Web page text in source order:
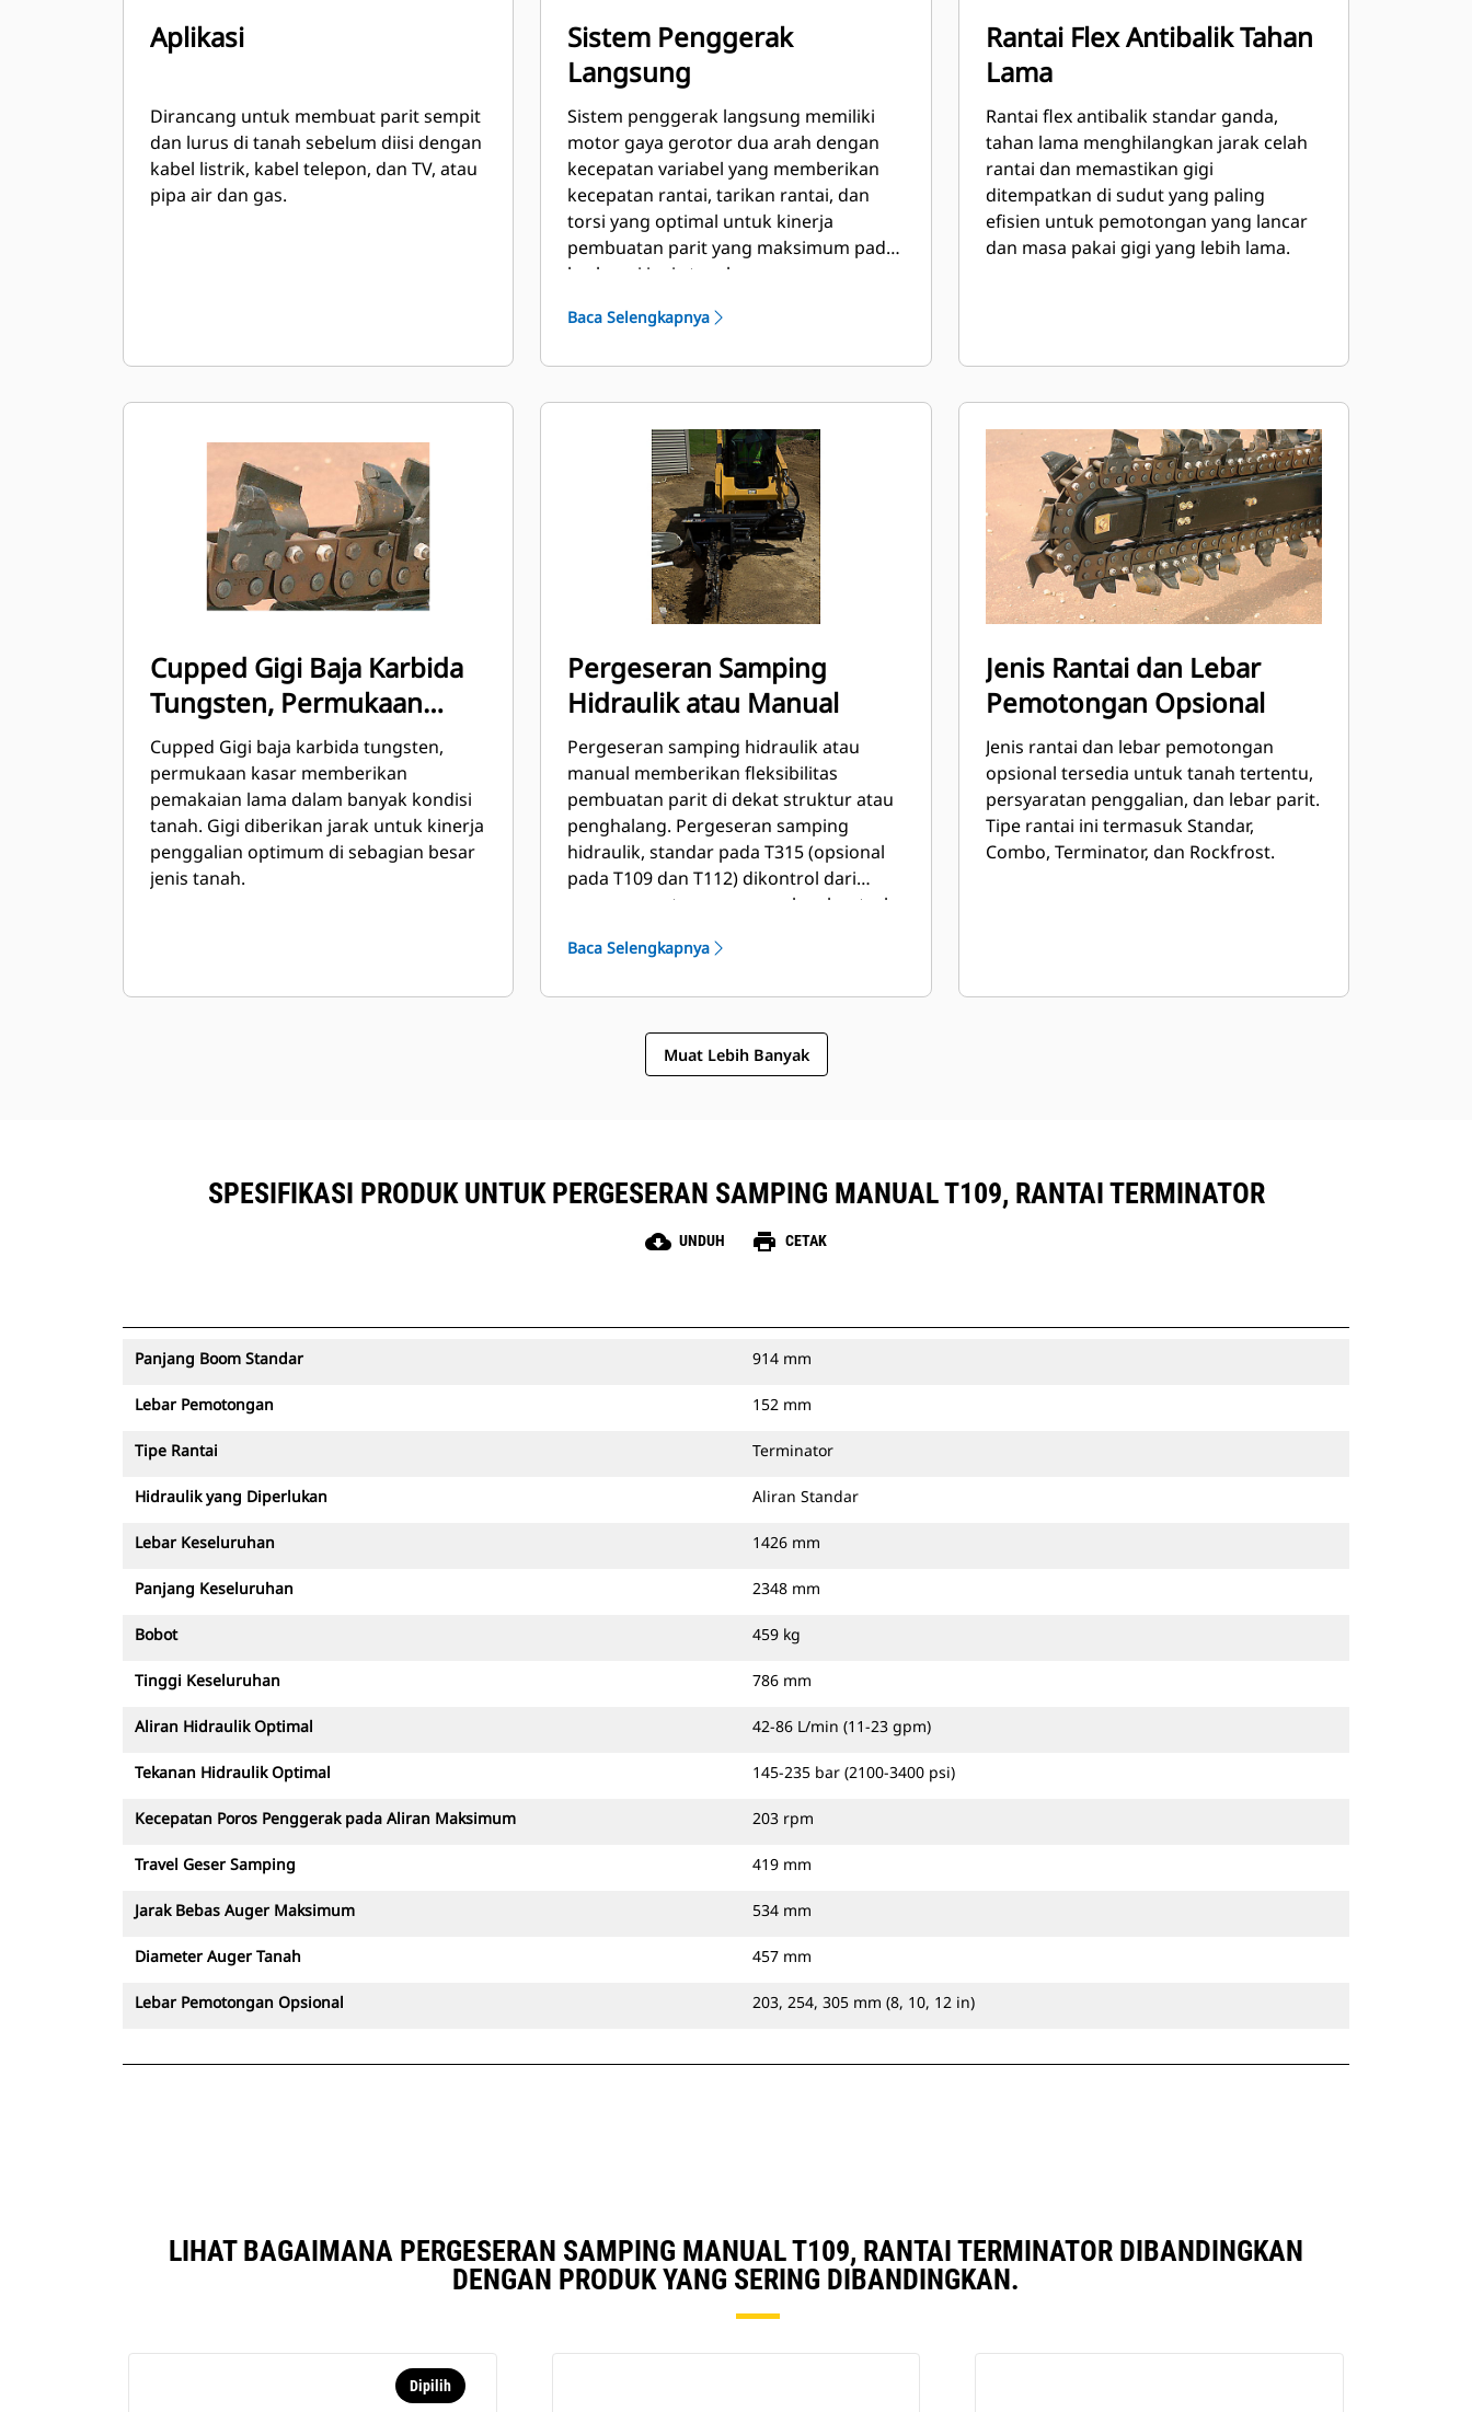
Aplikasi
Dirancang untuk membuat parit sempit
dan lurus di tanah sebelum diisi dengan
kabel listrik, kabel telepon, dan TV, atau
pipa air dan gas.
Sistem Penggerak
Langsung
Sistem penggerak langsung memiliki
motor gaya gerotor dua arah dengan
kecepatan variabel yang memberikan
kecepatan rantai, tarikan rantai, dan
torsi yang optimal untuk kinerja
pembuatan parit yang maksimum pada
berbagai jenis tanah.
Baca Selengkapnya
Rantai Flex Antibalik Tahan
Lama
Rantai flex antibalik standar ganda,
tahan lama menghilangkan jarak celah
rantai dan memastikan gigi
ditempatkan di sudut yang paling
efisien untuk pemotongan yang lancar
dan masa pakai gigi yang lebih lama.
Cupped Gigi Baja Karbida
Tungsten, Permukaan
kasar
Cupped Gigi baja karbida tungsten,
permukaan kasar memberikan
pemakaian lama dalam banyak kondisi
tanah. Gigi diberikan jarak untuk kinerja
penggalian optimum di sebagian besar
jenis tanah.
Pergeseran Samping
Hidraulik atau Manual
Pergeseran samping hidraulik atau
manual memberikan fleksibilitas
pembuatan parit di dekat struktur atau
penghalang. Pergeseran samping
hidraulik, standar pada T315 (opsional
pada T109 dan T112) dikontrol dari
ruang operator menggunakan kontrol
standar.
Baca Selengkapnya
Jenis Rantai dan Lebar
Pemotongan Opsional
Jenis rantai dan lebar pemotongan
opsional tersedia untuk tanah tertentu,
persyaratan penggalian, dan lebar parit.
Tipe rantai ini termasuk Standar,
Combo, Terminator, dan Rockfrost.
Muat Lebih Banyak
SPESIFIKASI PRODUK UNTUK PERGESERAN SAMPING MANUAL T109, RANTAI TERMINATOR
cloud_download UNDUH print CETAK
Panjang Boom Standar 914 mm
Lebar Pemotongan 152 mm
Tipe Rantai Terminator
Hidraulik yang Diperlukan Aliran Standar
Lebar Keseluruhan 1426 mm
Panjang Keseluruhan 2348 mm
Bobot 459 kg
Tinggi Keseluruhan 786 mm
Aliran Hidraulik Optimal 42-86 L/min (11-23 gpm)
Tekanan Hidraulik Optimal 145-235 bar (2100-3400 psi)
Kecepatan Poros Penggerak pada Aliran Maksimum 203 rpm
Travel Geser Samping 419 mm
Jarak Bebas Auger Maksimum 534 mm
Diameter Auger Tanah 457 mm
Lebar Pemotongan Opsional 203, 254, 305 mm (8, 10, 12 in)
LIHAT BAGAIMANA PERGESERAN SAMPING MANUAL T109, RANTAI TERMINATOR DIBANDINGKAN
DENGAN PRODUK YANG SERING DIBANDINGKAN.
Dipilih